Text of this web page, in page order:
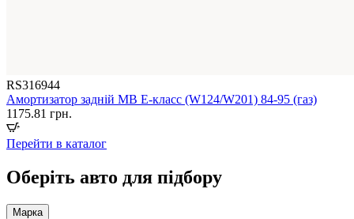
RS316944
Амортизатор задній MB E-класс (W124/W201) 84-95 (газ)
1175.81 грн.
Перейти в каталог
Оберіть авто для підбору
Марка